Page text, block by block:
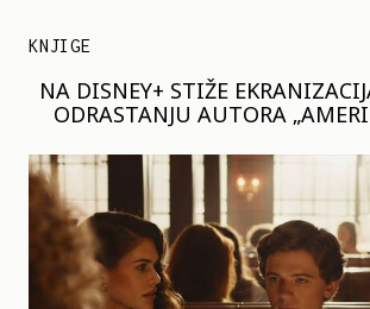
KNJIGE
NA DISNEY+ STIŽE
ODRASTANJU AUTORA